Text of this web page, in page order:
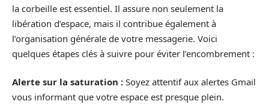
la corbeille est essentiel. Il assure non seulement la
libération d’espace, mais il contribue également à
l’organisation générale de votre messagerie. Voici
quelques étapes clés à suivre pour éviter l’encombrement :
Alerte sur la saturation : Soyez attentif aux alertes Gmail
vous informant que votre espace est presque plein.